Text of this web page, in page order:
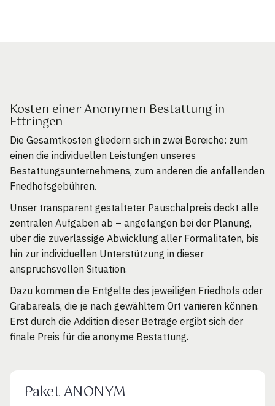
Kosten einer Anonymen Bestattung in
Ettringen
Die Gesamtkosten gliedern sich in zwei Bereiche: zum
einen die individuellen Leistungen unseres
Bestattungsunternehmens, zum anderen die anfallenden
Friedhofsgebühren.
Unser transparent gestalteter Pauschalpreis deckt alle
zentralen Aufgaben ab – angefangen bei der Planung,
über die zuverlässige Abwicklung aller Formalitäten, bis
hin zur individuellen Unterstützung in dieser
anspruchsvollen Situation.
Dazu kommen die Entgelte des jeweiligen Friedhofs oder
Grabareals, die je nach gewähltem Ort variieren können.
Erst durch die Addition dieser Beträge ergibt sich der
finale Preis für die anonyme Bestattung.
Paket ANONYM